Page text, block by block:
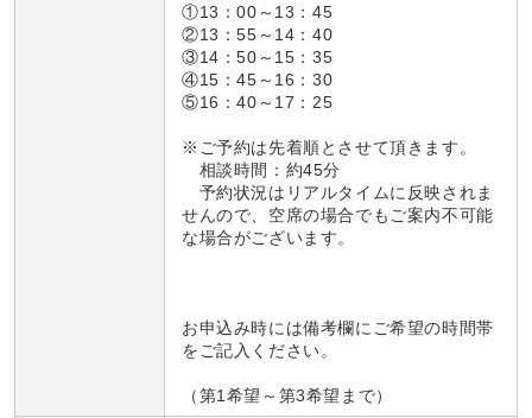
①13：00～13：45
②13：55～14：40
③14：50～15：35
④15：45～16：30
⑤16：40～17：25
※ご予約は先着順とさせて頂きます。
相談時間：約45分
予約状況はリアルタイムに反映されま
せんので、空席の場合でもご案内不可能
な場合がございます。
お申込み時には備考欄にご希望の時間帯
をご記入ください。
（第1希望～第3希望まで）